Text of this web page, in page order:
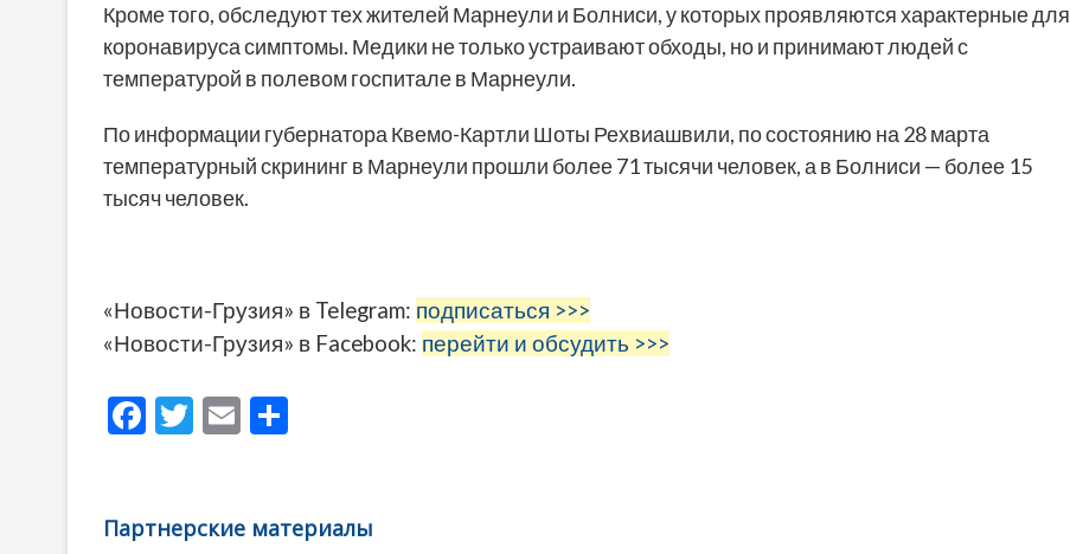
Кроме того, обследуют тех жителей Марнеули и Болниси, у которых проявляются характерные для
коронавируса симптомы. Медики не только устраивают обходы, но и принимают людей с
температурой в полевом госпитале в Марнеули.
По информации губернатора Квемо-Картли Шоты Рехвиашвили, по состоянию на 28 марта
температурный скрининг в Марнеули прошли более 71 тысячи человек, а в Болниси — более 15
тысяч человек.
«Новости-Грузия» в Telegram: подписаться >>>
«Новости-Грузия» в Facebook: перейти и обсудить >>>
F
b
T
er
E
l
а
Партнерские материалы